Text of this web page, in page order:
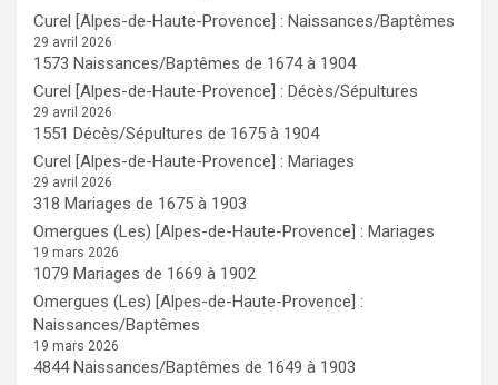
Curel [Alpes-de-Haute-Provence] : Naissances/Baptêmes
29 avril 2026
1573 Naissances/Baptêmes de 1674 à 1904
Curel [Alpes-de-Haute-Provence] : Décès/Sépultures
29 avril 2026
1551 Décès/Sépultures de 1675 à 1904
Curel [Alpes-de-Haute-Provence] : Mariages
29 avril 2026
318 Mariages de 1675 à 1903
Omergues (Les) [Alpes-de-Haute-Provence] : Mariages
19 mars 2026
1079 Mariages de 1669 à 1902
Omergues (Les) [Alpes-de-Haute-Provence] :
Naissances/Baptêmes
19 mars 2026
4844 Naissances/Baptêmes de 1649 à 1903